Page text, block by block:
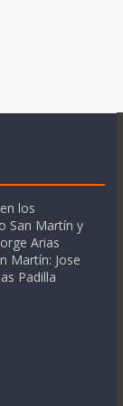
los
San Martín y
Arias
Martín: Jose
Padilla